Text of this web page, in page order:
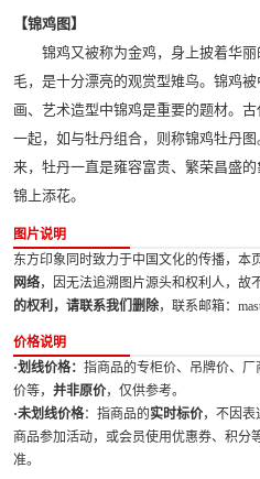
【锦鸡图】
锦鸡又被称为金鸡，身上披着华丽
毛，是十分漂亮的观赏型雉鸟。锦鸡
画、艺术造型中锦鸡是重要的题材。
一起，如与牡丹组合，则称锦鸡牡丹
来，牡丹一直是雍容富贵、繁荣昌盛的
锦上添花。
图片说明
东方印象同时致力于中国文化的传播，本
网络，因无法追溯图片源头和权利人，故
的权利，请联系我们删除，联系邮箱：
价格说明
·划线价格： 指商品的专柜价、吊牌价、
价等， 并非原价，仅供参考。
·未划线价格：指商品的实时标价，不因
商品参加活动，或会员使用优惠券、积分
准。